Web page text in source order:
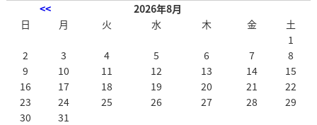
<<
2026年8月
日
月 火 水 木 金
土
1
2
3 4 5 6 7
8
9
10 11 12 13 14
15
16
17 18 19 20 21
22
23
24 25 26 27 28
29
30
31